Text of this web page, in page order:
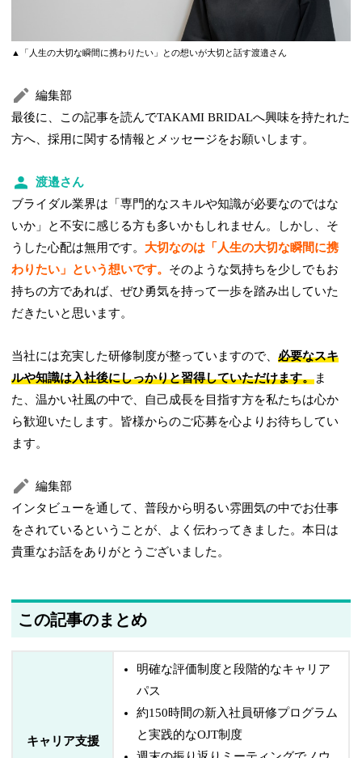
▲「人生の大切な瞬間に携わりたい」との想いが大切と話す渡邉さん
編集部
最後に、この記事を読んでTAKAMI BRIDALへ興味を持たれた
方へ、採用に関する情報とメッセージをお願いします。
渡邉さん
ブライダル業界は「専門的なスキルや知識が必要なのではな
いか」と不安に感じる方も多いかもしれません。しかし、そ
うした心配は無用です。 大切なのは「人生の大切な瞬間に携
わりたい」という想いです。 そのような気持ちを少しでもお
持ちの方であれば、ぜひ勇気を持って一歩を踏み出していた
だきたいと思います。
当社には充実した研修制度が整っていますので、必要なスキ
ルや知識は入社後にしっかりと習得していただけます。ま
た、温かい社風の中で、自己成長を目指す方を私たちは心か
ら歓迎いたします。皆様からのご応募を心よりお待ちしてい
ます。
編集部
インタビューを通して、普段から明るい雰囲気の中でお仕事
をされているということが、よく伝わってきました。本日は
貴重なお話をありがとうございました。
この記事のまとめ
キャリア支援
明確な評価制度と段階的なキャリア
パス
約150時間の新入社員研修プログラム
と実践的なOJT制度